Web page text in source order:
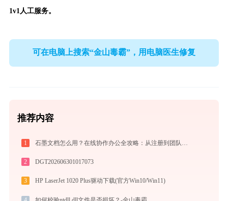
1v1人工服务。
可在电脑上搜索“金山毒霸”，用电脑医生修复
推荐内容
1
2 DGT202606301017073
3 HP LaserJet 1020 Plus驱动下载(官方Win10/Win11)